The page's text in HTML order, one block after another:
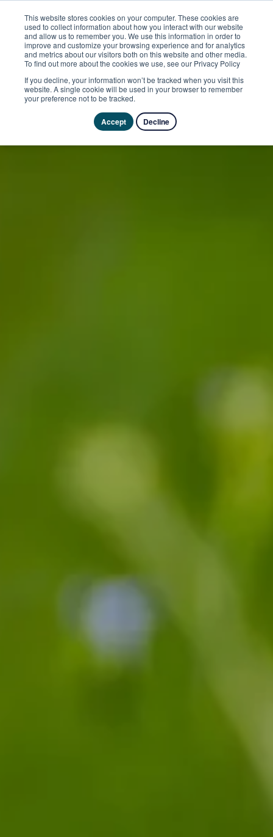
This website stores cookies on your computer. These cookies are
used to collect information about how you interact with our website
and allow us to remember you. We use this information in order to
improve and customize your browsing experience and for analytics
and metrics about our visitors both on this website and other media.
To find out more about the cookies we use, see our Privacy Policy
If you decline, your information won’t be tracked when you visit this
website. A single cookie will be used in your browser to remember
your preference not to be tracked.
Accept Decline